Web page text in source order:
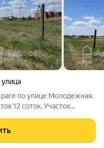
по улице Молодежная.
благоприятная почва